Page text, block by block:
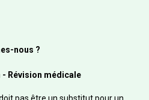
nous ?
- Révision médicale